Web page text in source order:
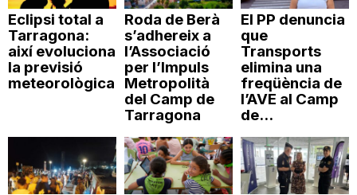
Eclipsi total a
Tarragona:
així evoluciona
la previsió
meteorològica
Roda de Berà
s’adhereix a
l’Associació
per l’Impuls
Metropolità
del Camp de
Tarragona
El PP denuncia
que
Transports
elimina una
freqüència de
l’AVE al Camp
de...